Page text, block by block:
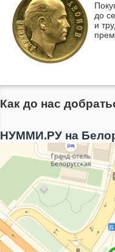
до
и
Как до нас
НУММИ.РУ на